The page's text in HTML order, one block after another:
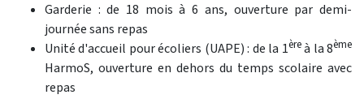
Garderie : de 18 mois à 6 ans, ouverture par demi-
journée sans repas
Unité d'accueil pour écoliers (UAPE) : de la 1èreà la 8ème
HarmoS, ouverture en dehors du temps scolaire avec
repas